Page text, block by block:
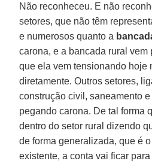
Não reconheceu. E não
setores, que não têm
e numerosos quanto a
carona, e a bancada rural
que ela vem tensionando hoje
diretamente. Outros setores,
construção civil, saneamento
pegando carona. De tal forma
dentro do setor rural dizendo
de forma generalizada, que é
existente, a conta vai ficar para